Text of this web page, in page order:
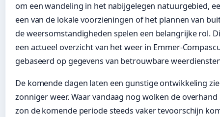
om een wandeling in het nabijgelegen natuurgebied,
een van de lokale voorzieningen of het plannen van
de weersomstandigheden spelen een belangrijke rol.
een actueel overzicht van het weer in Emmer-
gebaseerd op gegevens van betrouwbare
De komende dagen laten een gunstige ontwikkeling
zonniger weer. Waar vandaag nog wolken de overhand
zon de komende periode steeds vaker tevoorschijn